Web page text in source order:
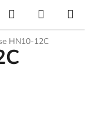
Hľadať
KOŠÍK
HN10-12C